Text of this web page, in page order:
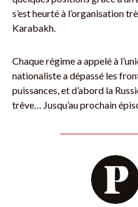
s’est heurté à l’organisation
Karabakh.
Chaque régime a appelé à
nationaliste a dépassé les
puissances, et d’abord la
trêve… Jusqu’au prochain